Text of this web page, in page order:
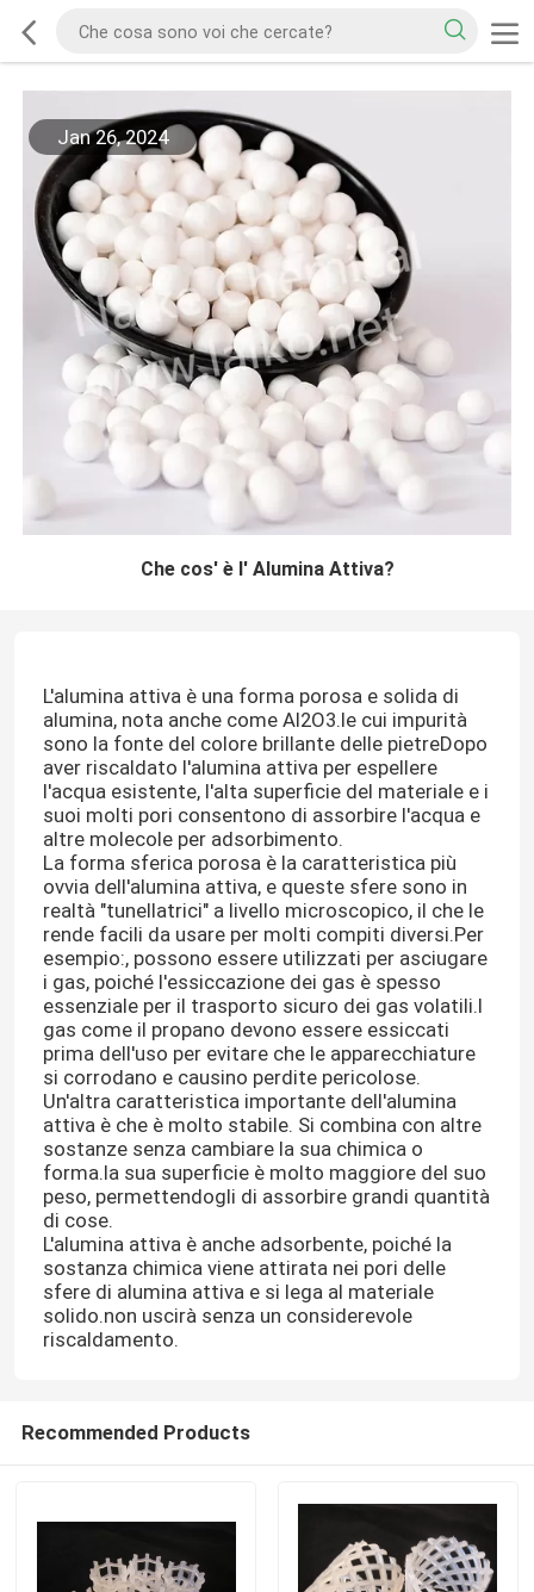
Jan 26, 2024
Che cos' è l' Alumina Attiva?
L'alumina attiva è una forma porosa e solida di
alumina, nota anche come Al2O3.le cui impurità
sono la fonte del colore brillante delle pietreDopo
aver riscaldato l'alumina attiva per espellere
l'acqua esistente, l'alta superficie del materiale e i
suoi molti pori consentono di assorbire l'acqua e
altre molecole per adsorbimento.
La forma sferica porosa è la caratteristica più
ovvia dell'alumina attiva, e queste sfere sono in
realtà "tunellatrici" a livello microscopico, il che le
rende facili da usare per molti compiti diversi.Per
esempio:, possono essere utilizzati per asciugare
i gas, poiché l'essiccazione dei gas è spesso
essenziale per il trasporto sicuro dei gas volatili.I
gas come il propano devono essere essiccati
prima dell'uso per evitare che le apparecchiature
si corrodano e causino perdite pericolose.
Un'altra caratteristica importante dell'alumina
attiva è che è molto stabile. Si combina con altre
sostanze senza cambiare la sua chimica o
forma.la sua superficie è molto maggiore del suo
peso, permettendogli di assorbire grandi quantità
di cose.
L'alumina attiva è anche adsorbente, poiché la
sostanza chimica viene attirata nei pori delle
sfere di alumina attiva e si lega al materiale
solido.non uscirà senza un considerevole
riscaldamento.
Recommended Products